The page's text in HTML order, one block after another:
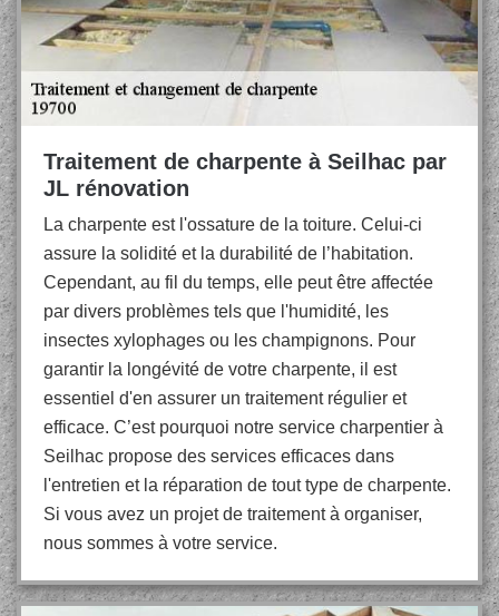
Traitement de charpente à Seilhac par
JL rénovation
La charpente est l'ossature de la toiture. Celui-ci
assure la solidité et la durabilité de l’habitation.
Cependant, au fil du temps, elle peut être affectée
par divers problèmes tels que l'humidité, les
insectes xylophages ou les champignons. Pour
garantir la longévité de votre charpente, il est
essentiel d'en assurer un traitement régulier et
efficace. C’est pourquoi notre service charpentier à
Seilhac propose des services efficaces dans
l'entretien et la réparation de tout type de charpente.
Si vous avez un projet de traitement à organiser,
nous sommes à votre service.